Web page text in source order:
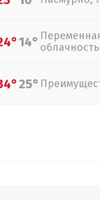
14° облачность
25°